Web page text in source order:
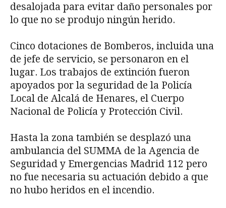
desalojada para evitar daño personales por
lo que no se produjo ningún herido.
Cinco dotaciones de Bomberos, incluida una
de jefe de servicio, se personaron en el
lugar. Los trabajos de extinción fueron
apoyados por la seguridad de la Policía
Local de Alcalá de Henares, el Cuerpo
Nacional de Policía y Protección Civil.
Hasta la zona también se desplazó una
ambulancia del SUMMA de la Agencia de
Seguridad y Emergencias Madrid 112 pero
no fue necesaria su actuación debido a que
no hubo heridos en el incendio.